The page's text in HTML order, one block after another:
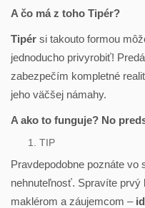
A čo má z toho Tipér?
Tipér si takouto formou
jednoducho privyrobiť!
zabezpečím kompletné
jeho väčšej námahy.
A ako to funguje? No
TIP
Pravdepodobne poznáte vo
nehnuteľnosť. Spravíte prvý
maklérom a záujemcom –